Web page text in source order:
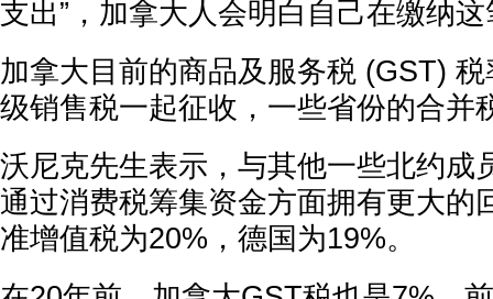
支出”，加拿大人会明白自己在缴纳
加拿大目前的商品及服务税 (GST)
级销售税一起征收，一些省份的合并
沃尼克先生表示，与其他一些北约成
通过消费税筹集资金方面拥有更大的
准增值税为20%，德国为19%。